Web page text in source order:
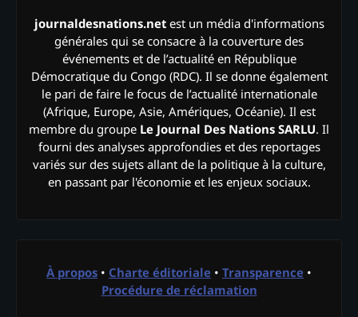
journaldesnations.netest un média d'informations
générales qui se consacre à la couverture des
événements et de l’actualité en République
Démocratique du Congo (RDC). Il se donne également
le pari de faire le focus de l’actualité internationale
(Afrique, Europe, Asie, Amériques, Océanie). Il est
membre du groupe Le Journal Des Nations SARLU. Il
fourni des analyses approfondies et des reportages
variés sur des sujets allant de la politique à la culture,
en passant par l'économie et les enjeux sociaux.
À propos • Charte éditoriale • Transparence •
Procédure de réclamation